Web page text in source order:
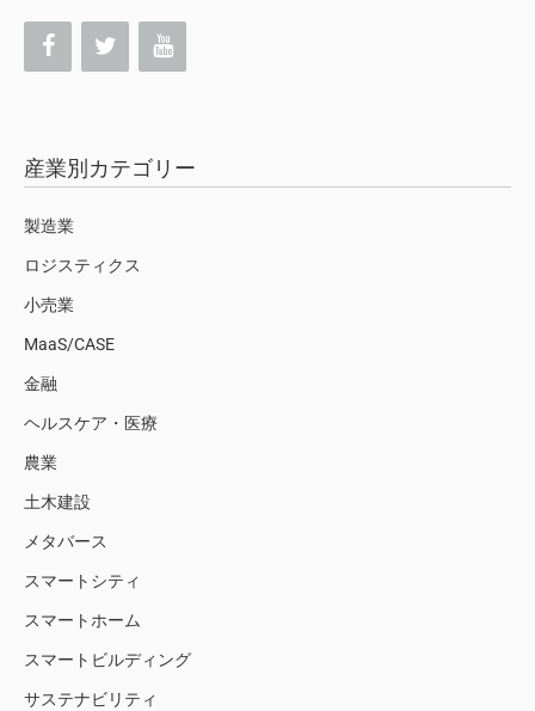
産業別カテゴリー
製造業
ロジスティクス
小売業
MaaS/CASE
金融
ヘルスケア・医療
農業
土木建設
メタバース
スマートシティ
スマートホーム
スマートビルディング
サステナビリティ